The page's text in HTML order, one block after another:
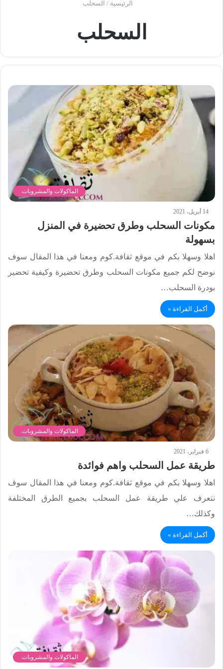
الرئيسية / السحلب
السحلب
الماكولات والمشروبات.
14 أبريل، 2021
مكونات السحلب وطرق تحضيرة في المنزل
بسهولة
اهلا وسهلا بكم في موقع ثقافة.كوم ومعنا في هذا المقال سوف
نوضح لكم جميع مكونات السحلب وطرق تحضيرة وكيفية تحضير
بودرة السحلب…
أكمل القراءة »
الماكولات والمشروبات.
6 فبراير، 2021
طريقة عمل السحلب واهم فوائدة
اهلا وسهلا بكم في موقع ثقافة.كوم ومعنا في هذا المقال سوف
نتعرف علي طريقة عمل السحلب بجميع الطرق المختلفة
وكذلك…
أكمل القراءة »
الماكولات والمشروبات.